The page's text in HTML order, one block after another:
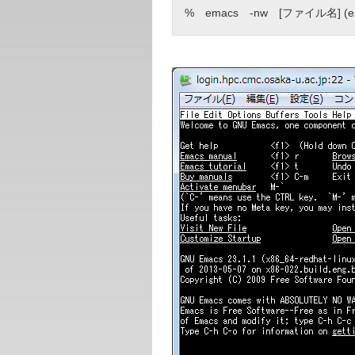
% emacs -nw [ファイル名]